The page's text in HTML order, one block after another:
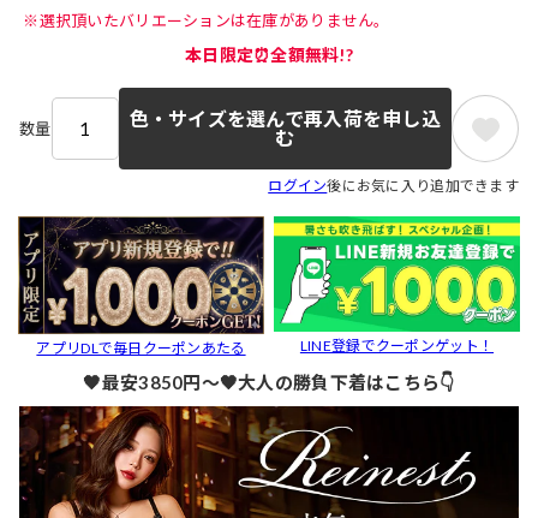
※選択頂いたバリエーションは在庫がありません。
本日限定⏰全額無料!?
数量
色・サイズを選んで再入荷を申し込
む
ログイン後にお気に入り追加できます
アプリDLで毎日クーポンあたる LINE登録でクーポンゲット！
🖤最安3850円～🖤大人の勝負下着はこちら👇